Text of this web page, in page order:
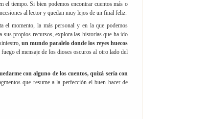
el tiempo. Si bien podemos encontrar cuentos más o
al lector y quedan muy lejos de un final feliz.
el momento, la más personal y en la que podemos
propios recursos, explora las historias que ha ido
un mundo paralelo donde los reyes huecos
el mensaje de los dioses oscuros al otro lado del
con alguno de los cuentos, quizá sería con
que resume a la perfección el buen hacer de